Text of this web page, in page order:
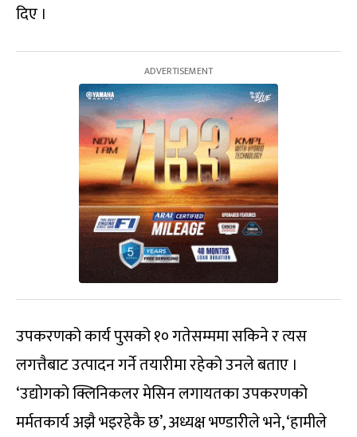
दिए ।
उपकरणको कार्य पुसको १० गतेसम्ममा सकिने र त्यस
लगत्तैबाट उत्पादन गर्ने तयारीमा रहेको उनले बताए ।
‘उद्योगको क्लिनिकलर मेसिन लगायतका उपकरणको
मर्मतकार्य अझै भइरहेकै छ’, अध्यक्ष भण्डारीले भने, ‘हामीले